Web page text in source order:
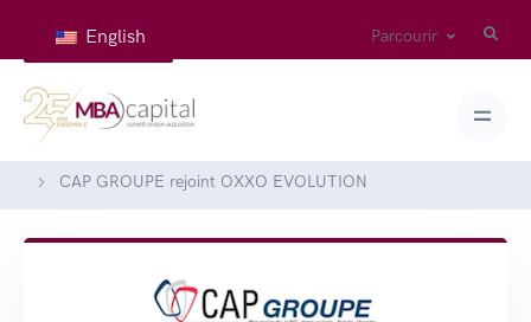
English Parcourir
CAP GROUPE rejoint OXXO EVOLUTION